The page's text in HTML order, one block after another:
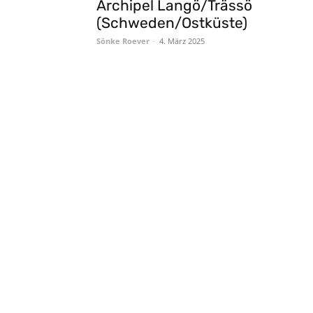
Archipel Langö/Trässö
(Schweden/Ostküste)
Sönke Roever - 4. März 2025